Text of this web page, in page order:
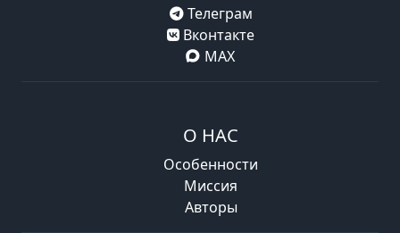
Телеграм
Вконтакте
MAX
О НАС
Особенности
Миссия
Авторы